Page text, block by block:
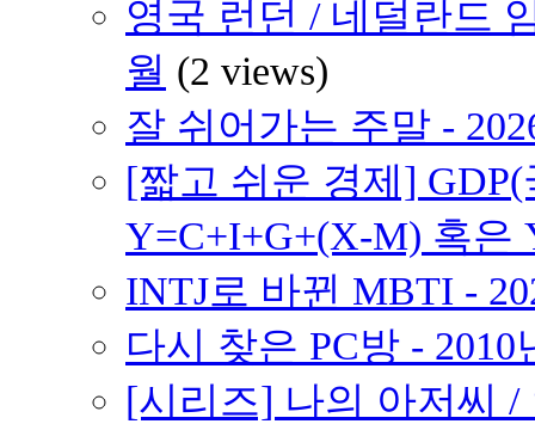
영국 런던 / 네덜란드
월 (2 views)
잘 쉬어가는 주말 -
[짧고 쉬운 경제]
Y=C+I+G+(X-M) 혹은
INTJ로 바뀐 MBTI -
다시 찾은 PC방 - 2010
[시리즈] 나의 아저씨